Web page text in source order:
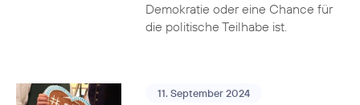
Demokratie oder eine Chance für
die politische Teilhabe ist.
11. September 2024